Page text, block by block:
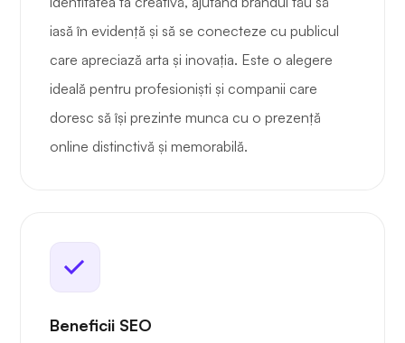
iasă în evidență și să se conecteze cu publicul
care apreciază arta și inovația. Este o alegere
ideală pentru profesioniști și companii care
doresc să își prezinte munca cu o prezență
online distinctivă și memorabilă.
Beneficii SEO